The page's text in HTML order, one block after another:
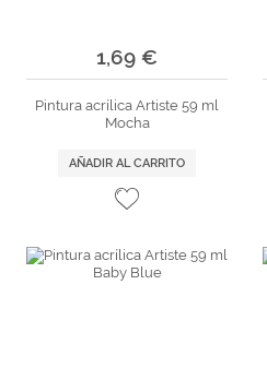
1,69 €
Pintura acrílica Artiste 59 ml
Mocha
AÑADIR AL CARRITO